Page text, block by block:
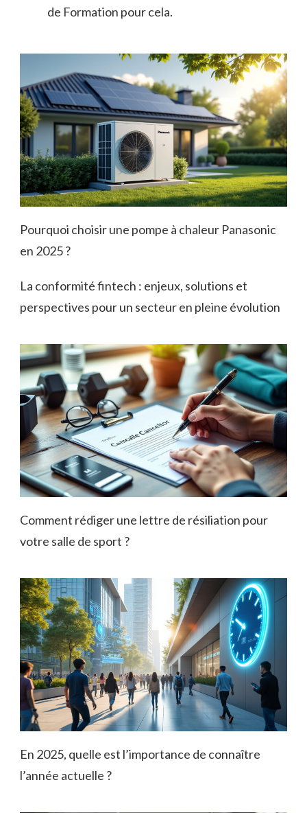
de Formation pour cela.
Pourquoi choisir une pompe à chaleur Panasonic
en 2025 ?
La conformité fintech : enjeux, solutions et
perspectives pour un secteur en pleine évolution
Comment rédiger une lettre de résiliation pour
votre salle de sport ?
En 2025, quelle est l’importance de connaître
l’année actuelle ?